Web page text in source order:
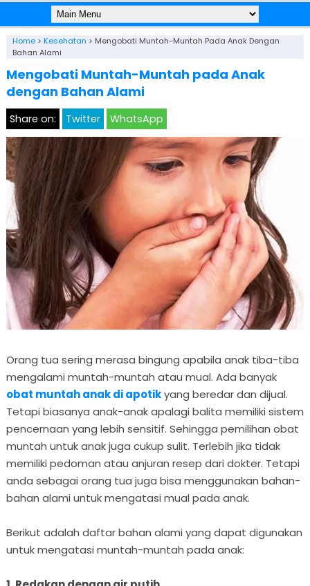
Home> Kesehatan > Mengobati Muntah-Muntah Pada Anak Dengan
Bahan Alami
Mengobati Muntah-Muntah pada Anak
dengan Bahan Alami
Share on: Twitter WhatsApp
Orang tua sering merasa bingung apabila anak tiba-tiba
mengalami muntah-muntah atau mual. Ada banyak
obat muntah anak di apotikyang beredar dan dijual.
Tetapi biasanya anak-anak apalagi balita memiliki sistem
pencernaan yang lebih sensitif. Sehingga pemilihan obat
muntah untuk anak juga cukup sulit. Terlebih jika tidak
memiliki pedoman atau anjuran resep dari dokter. Tetapi
anda sebagai orang tua juga bisa menggunakan bahan-
bahan alami untuk mengatasi mual pada anak.
Berikut adalah daftar bahan alami yang dapat digunakan
untuk mengatasi muntah-muntah pada anak: